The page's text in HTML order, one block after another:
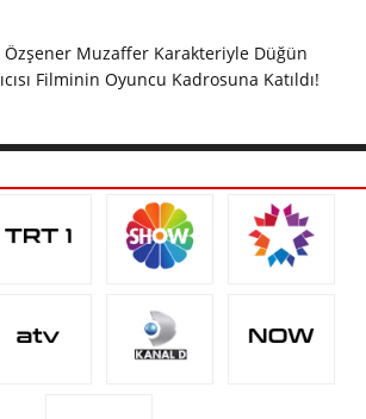
Özşener Muzaffer Karakteriyle Düğün
Filminin Oyuncu Kadrosuna Katıldı!